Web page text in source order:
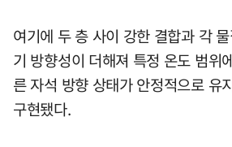
여기에 두 층 사이 강한 결합과 각
기 방향성이 더해져 특정 온도 범위
른 자석 방향 상태가 안정적으로 유
구현됐다.